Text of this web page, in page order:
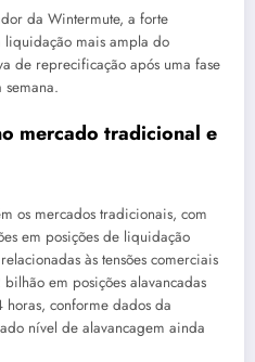
da Wintermute, a forte
liquidação mais ampla do
de reprecificação após uma fase
mercado tradicional e
os mercados tradicionais, com
em posições de liquidação
às tensões comerciais
em posições alavancadas
conforme dados da
nível de alavancagem ainda